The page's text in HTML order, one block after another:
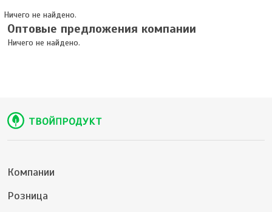
Ничего не найдено.
Оптовые предложения компании
Ничего не найдено.
Компании
Розница